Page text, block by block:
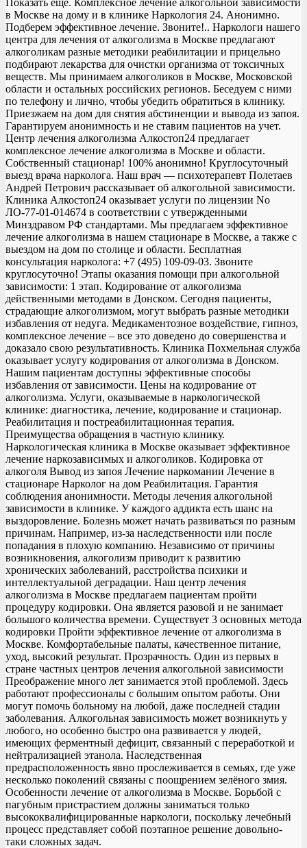
в Москве на дому и в клинике Наркология 24. Анонимно.
Подберем эффективное лечение. Звоните!.. Наркологи нашего
центра для лечения от алкоголизма в Москве предлагают
алкоголикам разные методики реабилитации и прицельно
подбирают лекарства для очистки организма от токсичных
веществ. Мы принимаем алкоголиков в Москве, Московской
области и остальных российских регионов. Беседуем с ними
по телефону и лично, чтобы убедить обратиться в клинику.
Приезжаем на дом для снятия абстиненции и вывода из запоя.
Гарантируем анонимность и не ставим пациентов на учет.
Центр лечения алкоголизма Алкостоп24 предлагает
комплексное лечение алкоголизма в Москве и области.
Собственный стационар! 100% анонимно! Круглосуточный
выезд врача нарколога. Наш врач — психотерапевт Полетаев
Андрей Петрович рассказывает об алкогольной зависимости.
Клиника Алкостоп24 оказывает услуги по лицензии No
ЛО-77-01-014674 в соответствии с утвержденными
Минздравом РФ стандартами. Мы предлагаем эффективное
лечение алкоголизма в нашем стационаре в Москве, а также с
выездом на дом по столице и области. Бесплатная
консультация нарколога: +7 (495) 109-09-03. Звоните
круглосуточно! Этапы оказания помощи при алкогольной
зависимости: 1 этап. Кодирование от алкоголизма
действенными методами в Донском. Сегодня пациенты,
страдающие алкоголизмом, могут выбрать разные методики
избавления от недуга. Медикаментозное воздействие, гипноз,
комплексное лечение – все это доведено до совершенства и
доказало свою результативность. Клиника Похмельная служба
оказывает услугу кодирования от алкоголизма в Донском.
Нашим пациентам доступны эффективные способы
избавления от зависимости. Цены на кодирование от
алкоголизма. Услуги, оказываемые в наркологической
клинике: диагностика, лечение, кодирование и стационар.
Реабилитация и постреабилитационная терапия.
Преимущества обращения в частную клинику.
Наркологическая клиника в Москве оказывает эффективное
лечение наркозависимых и алкоголиков. Кодировка от
алкоголя Вывод из запоя Лечение наркомании Лечение в
стационаре Нарколог на дом Реабилитация. Гарантия
соблюдения анонимности. Методы лечения алкогольной
зависимости в клинике. У каждого аддикта есть шанс на
выздоровление. Болезнь может начать развиваться по разным
причинам. Например, из-за наследственности или после
попадания в плохую компанию. Независимо от причины
возникновения, алкоголизм приводит к развитию
хронических заболеваний, расстройства психики и
интеллектуальной деградации. Наш центр лечения
алкоголизма в Москве предлагаем пациентам пройти
процедуру кодировки. Она является разовой и не занимает
большого количества времени. Существует 3 основных метода
кодировки Пройти эффективное лечение от алкоголизма в
Москве. Комфортабельные палаты, качественное питание,
уход, высокий результат. Прозрачность. Один из первых в
стране частных центров лечения алкогольной зависимости
Преображение много лет занимается этой проблемой. Здесь
работают профессионалы с большим опытом работы. Они
могут помочь больному на любой, даже последней стадии
заболевания. Алкогольная зависимость может возникнуть у
любого, но особенно быстро она развивается у людей,
имеющих ферментный дефицит, связанный с переработкой и
нейтрализацией этанола. Наследственная
предрасположенность явно прослеживается в семьях, где уже
несколько поколений связаны с поощрением зелёного змия.
Особенности лечение от алкоголизма в Москве. Борьбой с
пагубным пристрастием должны заниматься только
высококвалифицированные наркологи, поскольку лечебный
процесс представляет собой поэтапное решение довольно-
таки сложных задач.